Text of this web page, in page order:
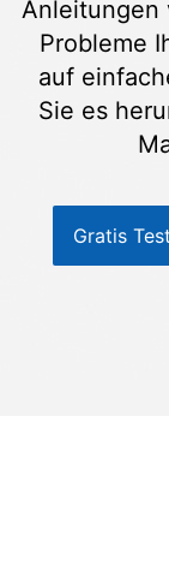
Suchen
Anleitungen
Probleme
auf
Sie es
Gratis